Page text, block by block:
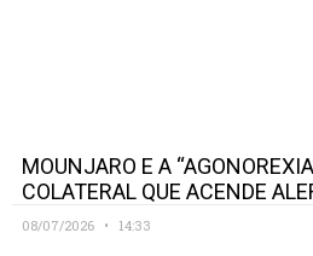
MOUNJARO E A
COLATERAL QUE ACENDE
08/07/2026 14:33